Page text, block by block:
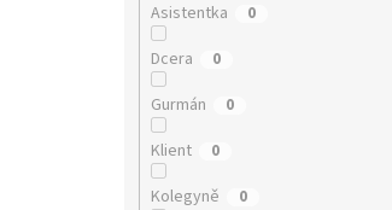
Asistentka 0
Dcera 0
Gurmán 0
Klient 0
Kolegyně 0